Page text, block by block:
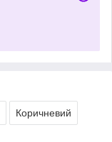
Коричневий